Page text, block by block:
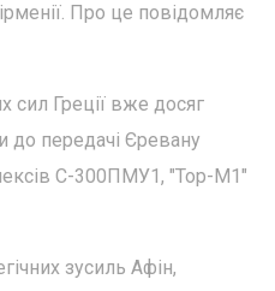
Про це повідомляє
сил Греції вже досяг
до передачі Єревану
С-300ПМУ1, "Тор-М1"
зусиль Афін,